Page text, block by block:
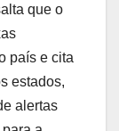
que o
país e cita
estados,
alertas